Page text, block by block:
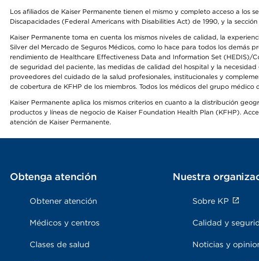
Los afiliados de Kaiser Permanente tienen el mismo y completo acceso a los
Discapacidades (Federal Americans with Disabilities Act) de 1990, y la
Kaiser Permanente toma en cuenta los mismos niveles de calidad, la
Silver del Mercado de Seguros Médicos, como lo hace para todos los demás
rendimiento de Healthcare Effectiveness Data and Information Set (HEDIS)/
de seguridad del paciente, las medidas de calidad del hospital y la
proveedores del cuidado de la salud profesionales, institucionales y
de cobertura de KFHP de los miembros. Todos los médicos del grupo
Kaiser Permanente aplica los mismos criterios en cuanto a la distribución
productos y líneas de negocio de Kaiser Foundation Health Plan (KFHP).
atención de Kaiser Permanente.
Obtenga atención
Obtener atención
Médicos y centros
Clases de salud
Nuestra
Sobre KP
Calidad y
Noticias y